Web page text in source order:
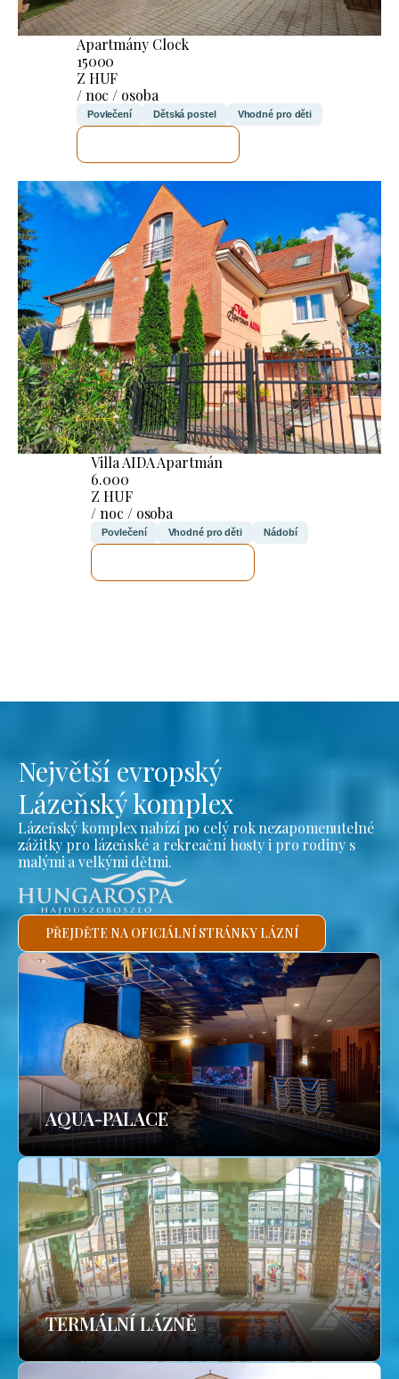
Apartmány Clock
15000
Z HUF
/ noc / osoba
Povlečení Dětská postel Vhodné pro děti
Villa AIDA Apartmán
6.000
Z HUF
/ noc / osoba
Povlečení Vhodné pro děti Nádobí
Největší evropský
Lázeňský komplex
Lázeňský komplex nabízí po celý rok nezapomenutelné
zážitky pro lázeňské a rekreační hosty i pro rodiny s
malými a velkými dětmi.
PŘEJDĚTE NA OFICIÁLNÍ STRÁNKY LÁZNÍ
AQUA-PALACE
TERMÁLNÍ LÁZNĚ